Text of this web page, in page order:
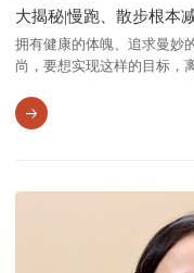
大揭秘|慢跑、散步根
拥有健康的体魄、追求曼妙
尚，要想实现这样的目标，
吃得不多，高血脂、脂肪肝却找
严谨的态度,博济医药收集大